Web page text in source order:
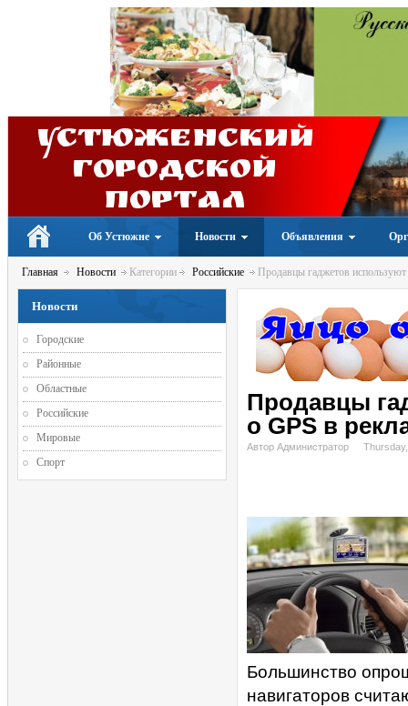
Устюженский
Городской
портал
Об Устюжне Новости Объявления
Главная Новости Категории Российские Продавцы гаджетов
Продавцы
о GPS в
Автор Администратор
Большинство
навигаторов
Новости
Городские
Районные
Областные
Российские
Мировые
Спорт